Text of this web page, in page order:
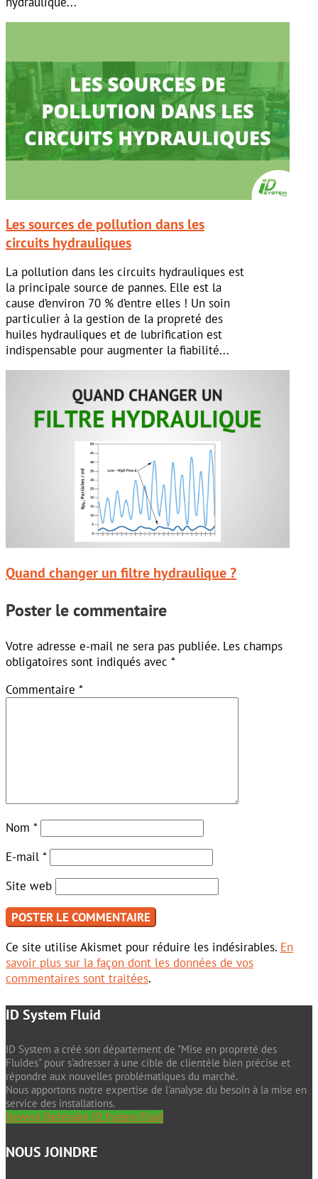
Les sources de pollution dans les
circuits hydrauliques
La pollution dans les circuits hydrauliques est
la principale source de pannes. Elle est la
cause d’environ 70 % d’entre elles ! Un soin
particulier à la gestion de la propreté des
huiles hydrauliques et de lubrification est
indispensable pour augmenter la fiabilité...
Quand changer un filtre hydraulique ?
Poster le commentaire
Votre adresse e-mail ne sera pas publiée. Les champs
obligatoires sont indiqués avec *
Commentaire *
Nom *
E-mail *
Site web
Ce site utilise Akismet pour réduire les indésirables. En
savoir plus sur la façon dont les données de vos
commentaires sont traitées.
ID System Fluid
ID System a créé son département de "Mise en propreté des
Fluides" pour s'adresser à une cible de clientèle bien précise et
répondre aux nouvelles problématiques du marché.
Nous apportons notre expertise de l'analyse du besoin à la mise en
service des installations.
Devenir Partenaire ID System Fluid
NOUS JOINDRE